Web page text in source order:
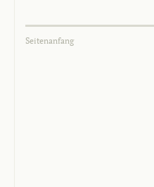
Seitenanfang